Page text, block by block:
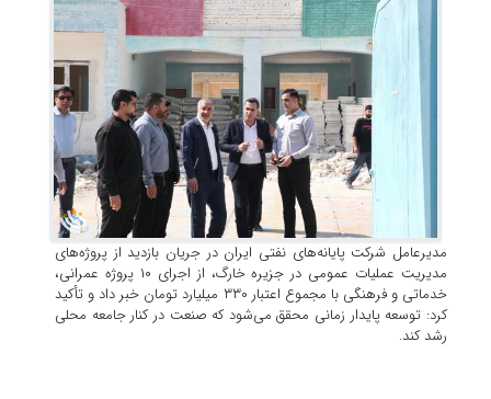
مدیرعامل شرکت پایانه‌های نفتی ایران در جریان بازدید از پروژه‌های
مدیریت عملیات عمومی در جزیره خارگ، از اجرای ۱۰ پروژه عمرانی،
خدماتی و فرهنگی با مجموع اعتبار ۳۳۰ میلیارد تومان خبر داد و تأکید
کرد: توسعه پایدار زمانی محقق می‌شود که صنعت در کنار جامعه محلی
رشد کند.